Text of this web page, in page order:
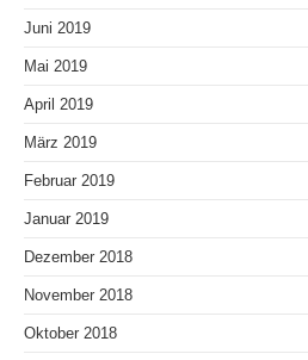
Juni 2019
Mai 2019
April 2019
März 2019
Februar 2019
Januar 2019
Dezember 2018
November 2018
Oktober 2018